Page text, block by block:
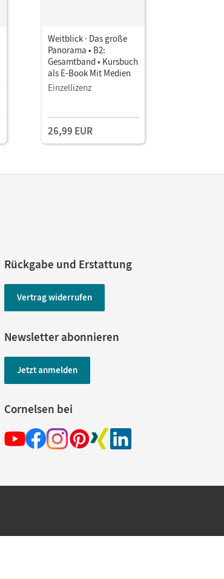
Weitblick · Das große
Panorama • B2:
Gesamtband • Kursbuch
als E-Book Mit Medien
Einzellizenz
26,99 EUR
Rückgabe und Erstattung
Vertrag widerrufen
Newsletter abonnieren
Jetzt anmelden
Cornelsen bei
innerhalb Deutschlands